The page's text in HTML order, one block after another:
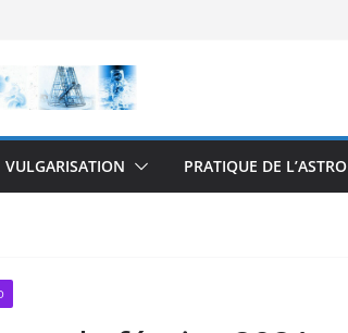
VULGARISATION PRATIQUE DE L’ASTRO